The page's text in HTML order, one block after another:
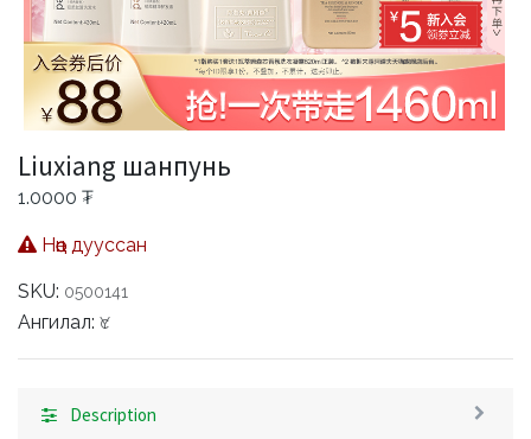
Liuxiang шанпунь
1.0000 ₮
Нөөц дууссан
SKU: 0500141
Ангилал: Үс
Description